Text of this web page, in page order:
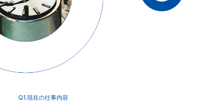
Q1.現在の仕事内容